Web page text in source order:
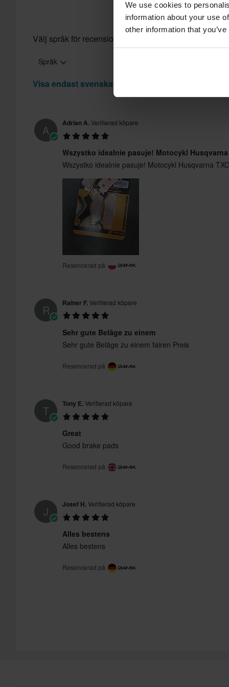
We use cookies to
information about your use
other information that
Välj språk för recensioner
Språk
Visa endast svenska recensioner
A Adrian A.Verifierad köpare
Wszystko idealnie pasuje! Motocykl Husqvarna
Wszystko idealnie pasuje! Motocykl Husqvarna
Resencerad på
R Rainer F.Verifierad köpare
Sehr gute Beläge zu einem
Sehr gute Beläge zu einem fairen Preis
Resencerad på
T Tony E.Verifierad köpare
Great
Good brake pads
Resencerad på
J Josef H.Verifierad köpare
Alles bestens
Alles bestens
Resencerad på